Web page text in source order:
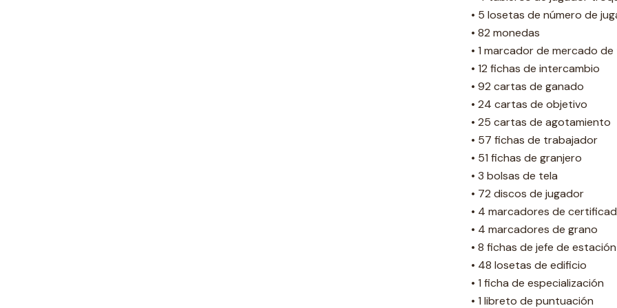
• 5 losetas de número de
• 82 monedas
• 1 marcador de mercado
• 12 fichas de intercambio
• 92 cartas de ganado
• 24 cartas de objetivo
• 25 cartas de agotamiento
• 57 fichas de trabajador
• 51 fichas de granjero
• 3 bolsas de tela
• 72 discos de jugador
• 4 marcadores de
• 4 marcadores de grano
• 8 fichas de jefe de estación
• 48 losetas de edificio
• 1 ficha de especialización
• 1 libreto de puntuación